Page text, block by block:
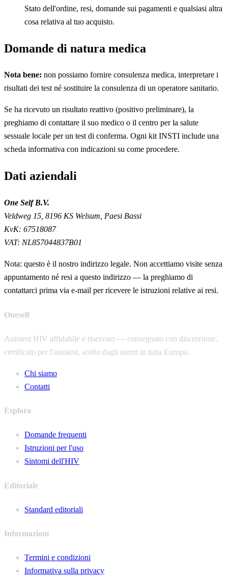
Stato dell'ordine, resi, domande sui pagamenti e qualsiasi altra
cosa relativa al tuo acquisto.
Domande di natura medica
Nota bene: non possiamo fornire consulenza medica, interpretare i
risultati dei test né sostituire la consulenza di un operatore sanitario.
Se ha ricevuto un risultato reattivo (positivo preliminare), la
preghiamo di contattare il suo medico o il centro per la salute
sessuale locale per un test di conferma. Ogni kit INSTI include una
scheda informativa con indicazioni su come procedere.
Dati aziendali
One Self B.V.
Veldweg 15, 8196 KS Welsum, Paesi Bassi
KvK: 67518087
VAT: NL857044837B01
Nota: questo è il nostro indirizzo legale. Non accettiamo visite senza
appuntamento né resi a questo indirizzo — la preghiamo di
contattarci prima via e-mail per ricevere le istruzioni relative ai resi.
Oneself
Autotest HIV affidabile e riservato — consegnato con discrezione,
certificato per l'autotest, scelto dagli utenti in tutta Europa.
Chi siamo
Contatti
Esplora
Domande frequenti
Istruzioni per l'uso
Sintomi dell'HIV
Editoriale
Standard editoriali
Informazioni
Termini e condizioni
Informativa sulla privacy